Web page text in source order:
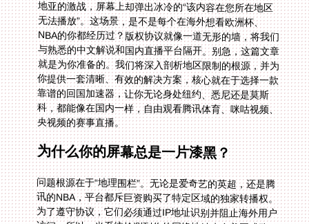
央视频的赛事直播。
为什么你的屏幕总是一片漆黑？
问题根源在于“地理围栏”。无论是爱奇艺的英超，还是腾
讯的NBA，平台都斥巨资购买了特定区域的独家转播权。
为了遵守协议，它们必须通过IP地址识别并阻止海外用户
访问。所以，当系统检测到你的网络地址来自美国或欧